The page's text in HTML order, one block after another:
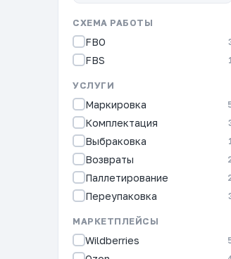
СХЕМА РАБОТЫ
FBO
FBS
УСЛУГИ
Маркировка
Комплектация
Выбраковка
Возвраты
Паллетирование
Переупаковка
МАРКЕТПЛЕЙСЫ
Wildberries